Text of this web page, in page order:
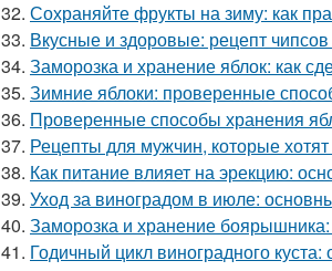
32. Сохраняйте фрукты на зиму: как
33. Вкусные и здоровые: рецепт
34. Заморозка и хранение яблок: как
35. Зимние яблоки: проверенные
36. Проверенные способы хранения
37. Рецепты для мужчин, которые
38. Как питание влияет на эрекцию:
39. Уход за виноградом в июле:
40. Заморозка и хранение
41. Годичный цикл виноградного